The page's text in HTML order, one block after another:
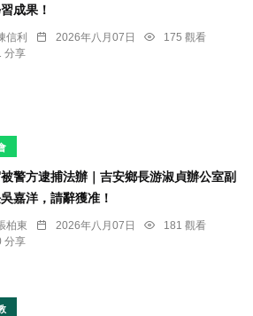
成果！
信利 2026年八月07日
175 觀看
分享
警方逮捕法辦｜吉安鄉長游淑貞辦公室副
嘉洋，請辭獲准！
柏東 2026年八月07日
181 觀看
分享